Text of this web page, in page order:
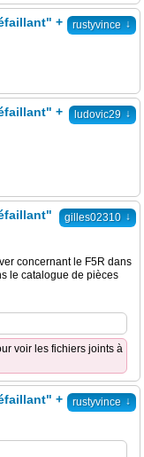
rustyvince ↓
+
ludovic29 ↓
+
gilles02310 ↓
concernant le F5R dans
le catalogue de pièces
voir les fichiers joints à
rustyvince ↓
+